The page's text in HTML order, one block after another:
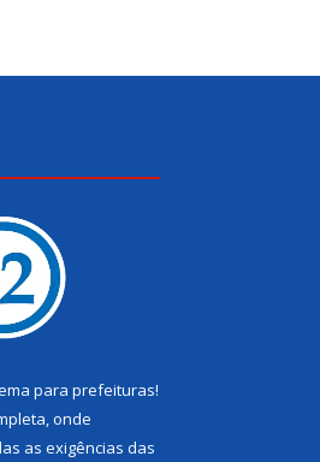
para prefeituras!
onde
as exigências das